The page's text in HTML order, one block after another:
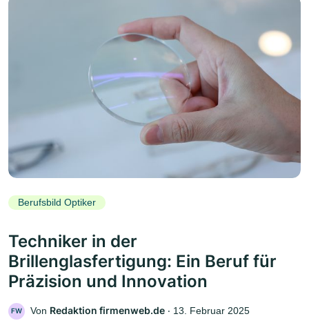
Berufsbild Optiker
Techniker in der
Brillenglasfertigung: Ein Beruf für
Präzision und Innovation
FW Von Redaktion firmenweb.de ‧ 13. Februar 2025